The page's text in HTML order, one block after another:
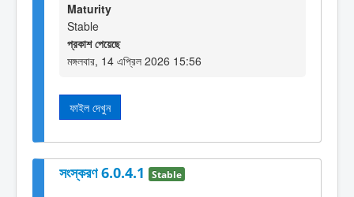
Maturity
Stable
প্রকাশ পেয়েছে
মঙ্গলবার, 14 এপ্রিল 2026 15:56
ফাইল দেখুন
সংস্করণ 6.0.4.1 Stable